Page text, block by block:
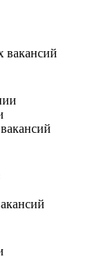
вакансий